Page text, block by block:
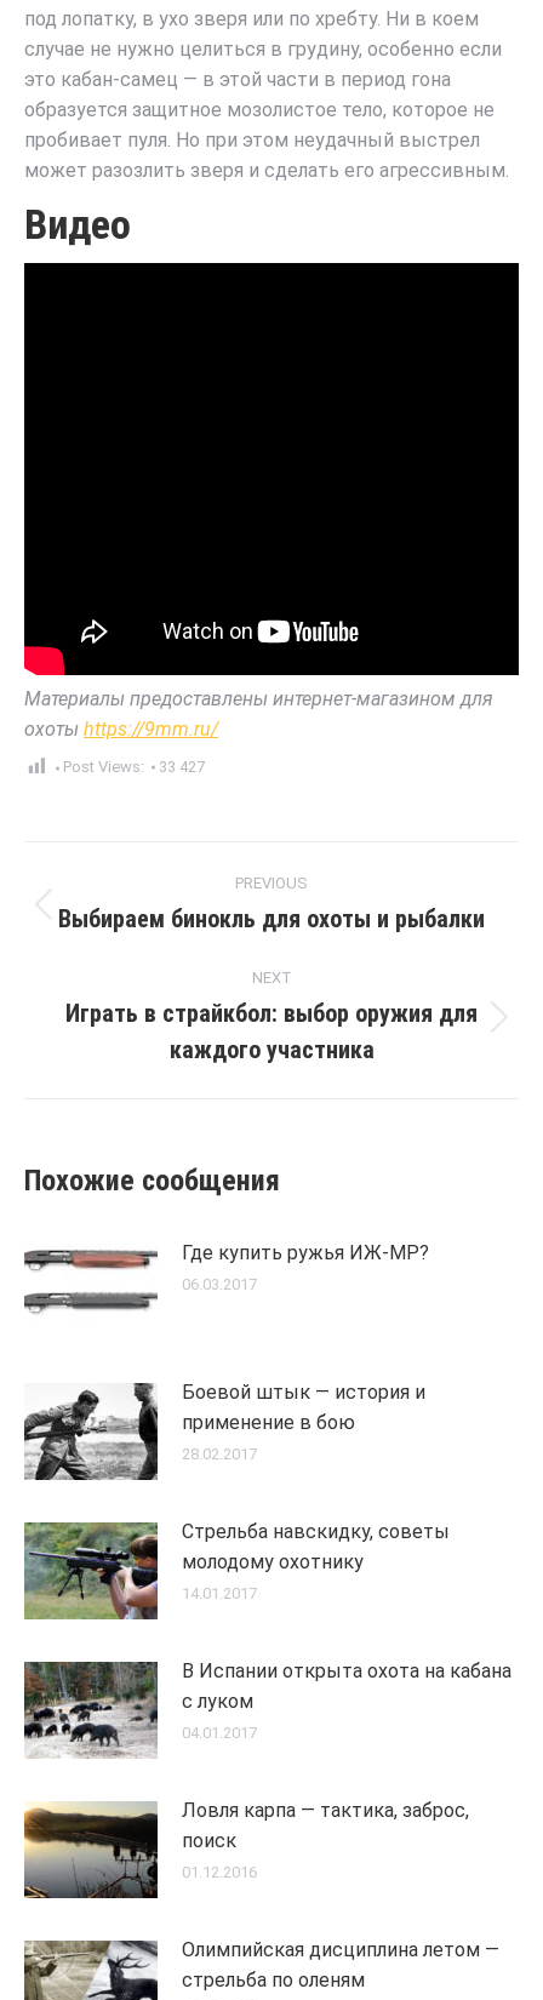
под лопатку, в ухо зверя или по хребту. Ни в коем
случае не нужно целиться в грудину, особенно если
это кабан-самец — в этой части в период гона
образуется защитное мозолистое тело, которое не
пробивает пуля. Но при этом неудачный выстрел
может разозлить зверя и сделать его агрессивным.
Видео
Материалы предоставлены интернет-магазином для
охоты https://9mm.ru/
Post Views: 33 427
navigation
PREVIOUS
Previous
Выбираем бинокль для охоты и рыбалки
NEXT
post:
Играть в страйкбол: выбор оружия для
каждого участника
Похожие сообщения
Где купить ружья ИЖ-МР?
06.03.2017
Боевой штык — история и
применение в бою
28.02.2017
Стрельба навскидку, советы
молодому охотнику
14.01.2017
В Испании открыта охота на кабана
с луком
04.01.2017
Ловля карпа — тактика, заброс,
поиск
01.12.2016
Олимпийская дисциплина летом —
стрельба по оленям